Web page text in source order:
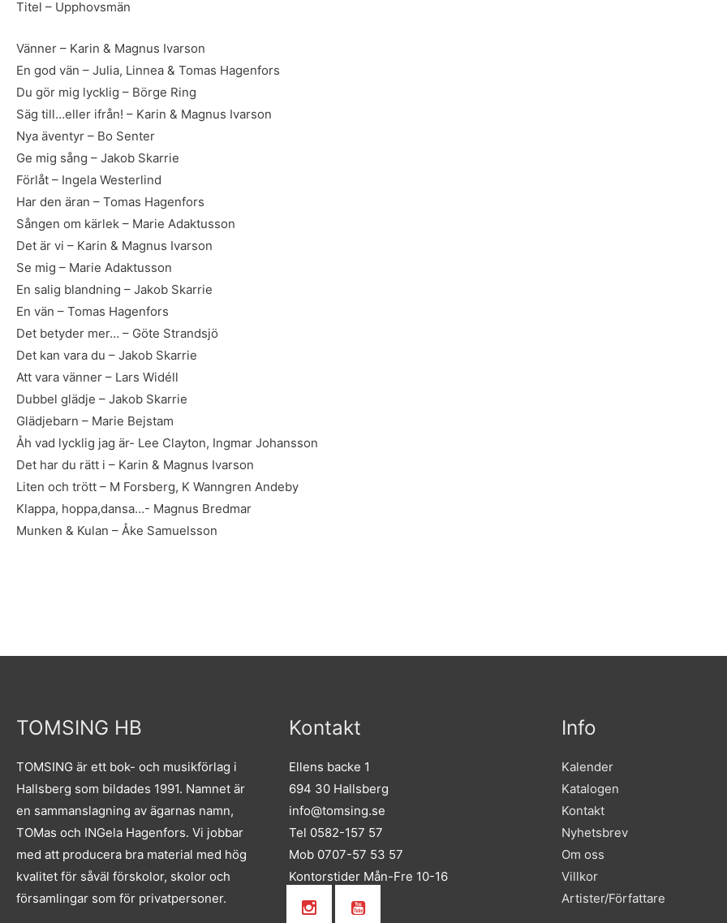
Titel – Upphovsmän
Vänner – Karin & Magnus Ivarson
En god vän – Julia, Linnea & Tomas Hagenfors
Du gör mig lycklig – Börge Ring
Säg till…eller ifrån! – Karin & Magnus Ivarson
Nya äventyr – Bo Senter
Ge mig sång – Jakob Skarrie
Förlåt – Ingela Westerlind
Har den äran – Tomas Hagenfors
Sången om kärlek – Marie Adaktusson
Det är vi – Karin & Magnus Ivarson
Se mig – Marie Adaktusson
En salig blandning – Jakob Skarrie
En vän – Tomas Hagenfors
Det betyder mer… – Göte Strandsjö
Det kan vara du – Jakob Skarrie
Att vara vänner – Lars Widéll
Dubbel glädje – Jakob Skarrie
Glädjebarn – Marie Bejstam
Åh vad lycklig jag är- Lee Clayton, Ingmar Johansson
Det har du rätt i – Karin & Magnus Ivarson
Liten och trött – M Forsberg, K Wanngren Andeby
Klappa, hoppa,dansa…- Magnus Bredmar
Munken & Kulan – Åke Samuelsson
TOMSING HB
TOMSING är ett bok- och musikförlag i
Hallsberg som bildades 1991. Namnet är
en sammanslagning av ägarnas namn,
TOMas och INGela Hagenfors. Vi jobbar
med att producera bra material med hög
kvalitet för såväl förskolor, skolor och
församlingar som för privatpersoner.
Kontakt
Ellens backe 1
694 30 Hallsberg
info@tomsing.se
Tel 0582-157 57
Mob 0707-57 53 57
Kontorstider Mån-Fre 10-16
Info
Kalender
Katalogen
Kontakt
Nyhetsbrev
Om oss
Villkor
Artister/Författare